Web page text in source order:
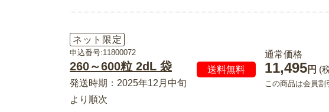
ネット限定
申込番号:11800072
260～600粒 2dL 袋
発送時期：2025年12月中旬
より順次
送料無料
通常価格
11,495円 (
この商品は会員割